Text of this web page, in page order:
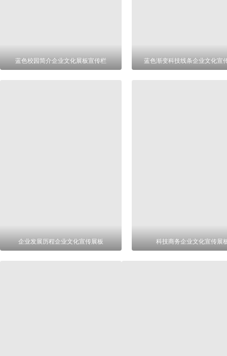
蓝色校园简介企业文化展板宣传栏 蓝色渐变科技线条企业文化宣
企业发展历程企业文化宣传展板 科技商务企业文化宣传展